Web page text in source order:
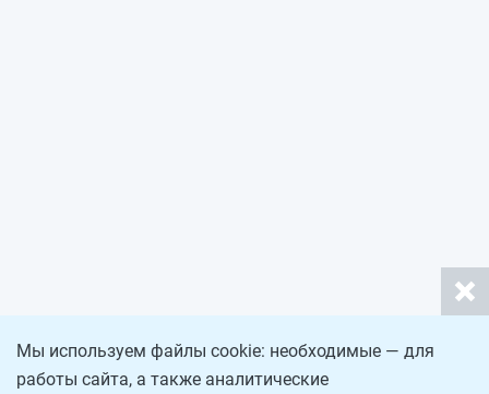
Мы используем файлы cookie: необходимые — для
работы сайта, а также аналитические